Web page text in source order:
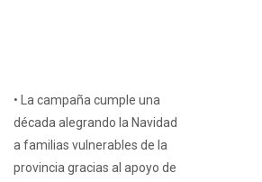
• La campaña cumple una
década alegrando la Navidad
a familias vulnerables de la
provincia gracias al apoyo de